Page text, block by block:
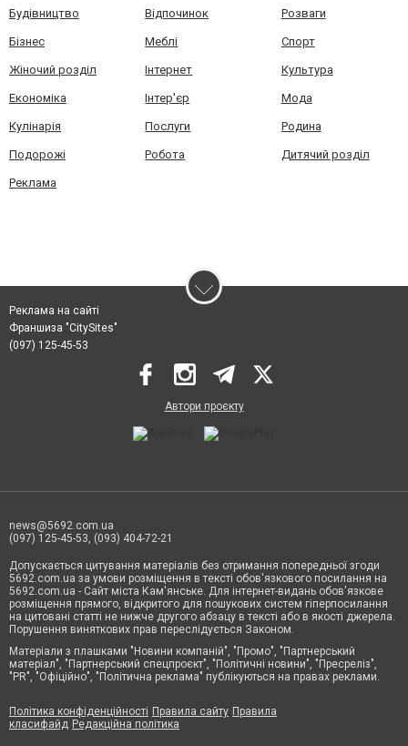
Будівництво Відпочинок Розваги
Бізнес Меблі Спорт
Жіночий розділ Інтернет Культура
Економіка Інтер'єр Мода
Кулінарія Послуги Родина
Подорожі Робота Дитячий розділ
Реклама
Реклама на сайті
Франшиза "CitySites"
(097) 125-45-53
Автори проєкту
news@5692.com.ua
(097) 125-45-53, (093) 404-72-21
Допускається цитування матеріалів без отримання попередньої згоди
5692.com.ua за умови розміщення в тексті обов'язкового посилання на
5692.com.ua - Сайт міста Кам'янське. Для інтернет-видань обов'язкове
розміщення прямого, відкритого для пошукових систем гіперпосилання
на цитовані статті не нижче другого абзацу в тексті або в якості джерела.
Порушення виняткових прав переслідується Законом.
Матеріали з плашками "Новини компаній", "Промо", "Партнерський
матеріал", "Партнерський спецпроєкт", "Політичні новини", "Пресреліз",
"PR", "Офіційно", "Політична реклама" публікуються на правах реклами.
Політика конфіденційності Правила сайту Правила
класифайд Редакційна політика